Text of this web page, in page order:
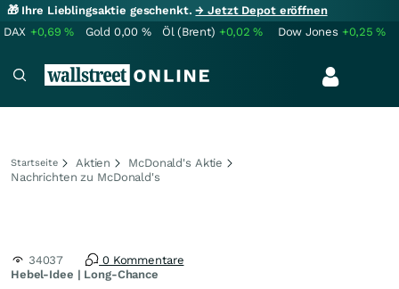
🎁 Ihre Lieblingsaktie geschenkt.→ Jetzt Depot eröffnen
DAX +0,69% Gold 0,00 % Öl (Brent) +0,02% Dow Jones +0,25%
Startseite Aktien
McDonald's Aktie
Nachrichten zu McDonald's
Hebel-Idee | Long-Chance
34037 0 Kommentare